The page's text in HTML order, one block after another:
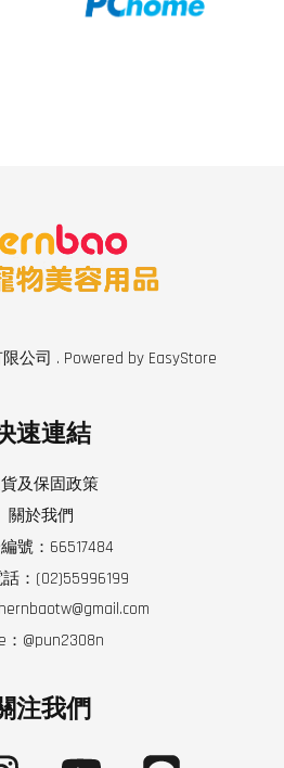
公司 . Powered by EasyStore
速連結
及保固政策
關於我們
號：66517484
：(02)55996199
：@pun2308n
注我們
Instagram YouTube